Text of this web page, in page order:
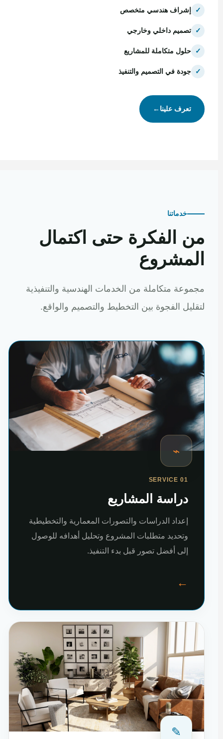
✓ إشراف هندسي متخصص
✓ تصميم داخلي وخارجي
✓ حلول متكاملة للمشاريع
✓ جودة في التصميم والتنفيذ
تعرف علينا←
خدماتنا
من الفكرة حتى اكتمال
المشروع
مجموعة متكاملة من الخدمات الهندسية والتنفيذية
لتقليل الفجوة بين التخطيط والتصميم والواقع.
⌁
SERVICE 01
دراسة المشاريع
إعداد الدراسات والتصورات المعمارية والتخطيطية
وتحديد متطلبات المشروع وتحليل أهدافه للوصول
إلى أفضل تصور قبل بدء التنفيذ.
←
✎